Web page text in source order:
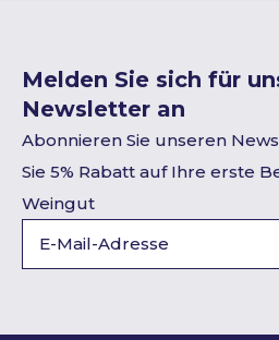
Melden Sie sich für
Newsletter an
Abonnieren Sie unseren
Sie 5% Rabatt auf Ihre erste
Weingut